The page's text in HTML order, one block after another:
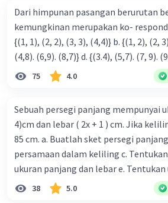
Sumber W Community
B(-3, -8) --> (x 2 , y2)
m = 2
Rumus gradien yang
m = (y₂ - y₁) / (x₂ - x₁)
2 = (-8 - t)/(-3 - 4)
2 = (-8 - t)/-7
-14 = -8 - t
Dari himpunan pasangan berurutan
kemungkinan merupakan ko- respondensi satu-satu? a.
{(1, 1), (2, 2), (3, 3), (4,4)} b. {(1, 2), (2, 3), (3, 4). (4,5)} c. {(2,7).
(4,8). (6,9). (8,7)} d. {(3.4), (5,7). (7,
75 4.0
Sebuah persegi panjang mempunyai
4)cm dan lebar ( 2x + 1 ) cm. Jika
85 cm. a. Buatlah sket persegi
persamaan dalam keliling c.
ukuran panjang dan lebar e. Tentukan
38 5.0